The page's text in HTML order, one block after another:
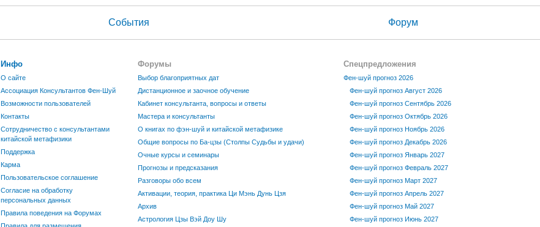
События Форум
Инфо
О сайте
Ассоциация Консультантов Фен-Шуй
Возможности пользователей
Контакты
Сотрудничество с консультантами
китайской метафизики
Поддержка
Карма
Пользовательское соглашение
Согласие на обработку
персональных данных
Правила поведения на Форумах
Правила для размещения
Форумы
Выбор благоприятных дат
Дистанционное и заочное обучение
Кабинет консультанта, вопросы и ответы
Мастера и консультанты
О книгах по фэн-шуй и китайской метафизике
Общие вопросы по Ба-цзы (Столпы Судьбы и удачи)
Очные курсы и семинары
Прогнозы и предсказания
Разговоры обо всем
Активации, теория, практика Ци Мэнь Дунь Цзя
Архив
Астрология Цзы Вэй Доу Шу
Спецпредложения
Фен-шуй прогноз 2026
Фен-шуй прогноз Август 2026
Фен-шуй прогноз Сентябрь 2026
Фен-шуй прогноз Октябрь 2026
Фен-шуй прогноз Ноябрь 2026
Фен-шуй прогноз Декабрь 2026
Фен-шуй прогноз Январь 2027
Фен-шуй прогноз Февраль 2027
Фен-шуй прогноз Март 2027
Фен-шуй прогноз Апрель 2027
Фен-шуй прогноз Май 2027
Фен-шуй прогноз Июнь 2027